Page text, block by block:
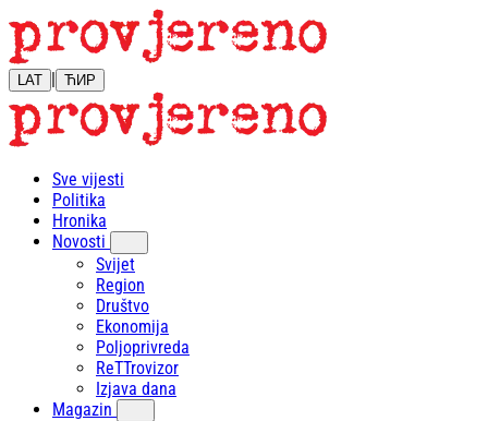
LAT | ЋИР
Sve vijesti
Politika
Hronika
Novosti
Svijet
Region
Društvo
Ekonomija
Poljoprivreda
ReTTrovizor
Izjava dana
Magazin